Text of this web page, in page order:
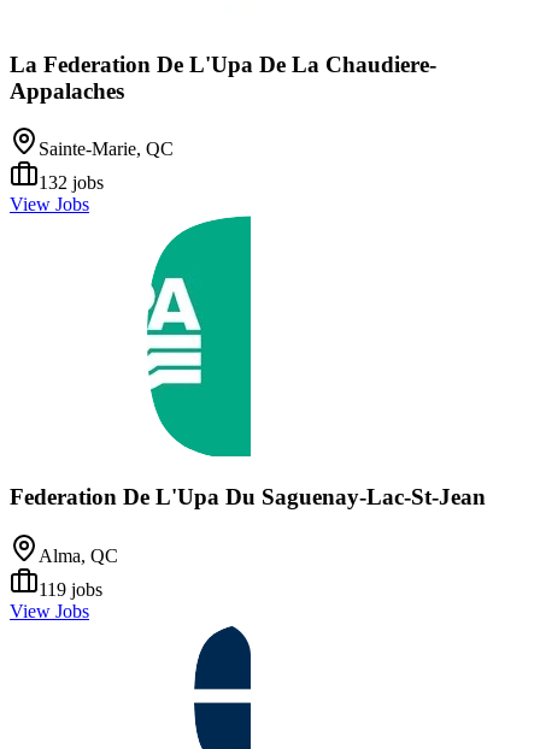
La Federation De L'Upa De La Chaudiere-
Appalaches
Sainte-Marie, QC
132 jobs
View Jobs
Federation De L'Upa Du Saguenay-Lac-St-Jean
Alma, QC
119 jobs
View Jobs